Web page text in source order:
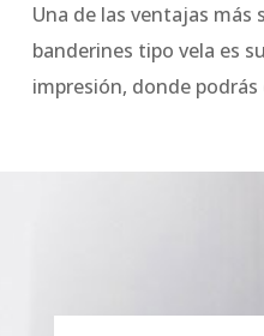
Una de las ventajas más
banderines tipo vela es
impresión, donde